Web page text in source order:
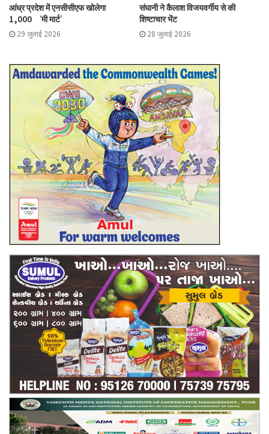
आंध्र प्रदेश में एनसीसीएफ खोलेगा
1,000 ‘मी मार्ट’
29 जुलाई 2026
संघानी ने कैलाश विजयवर्गीय से की
शिष्टाचार भेंट
28 जुलाई 2026